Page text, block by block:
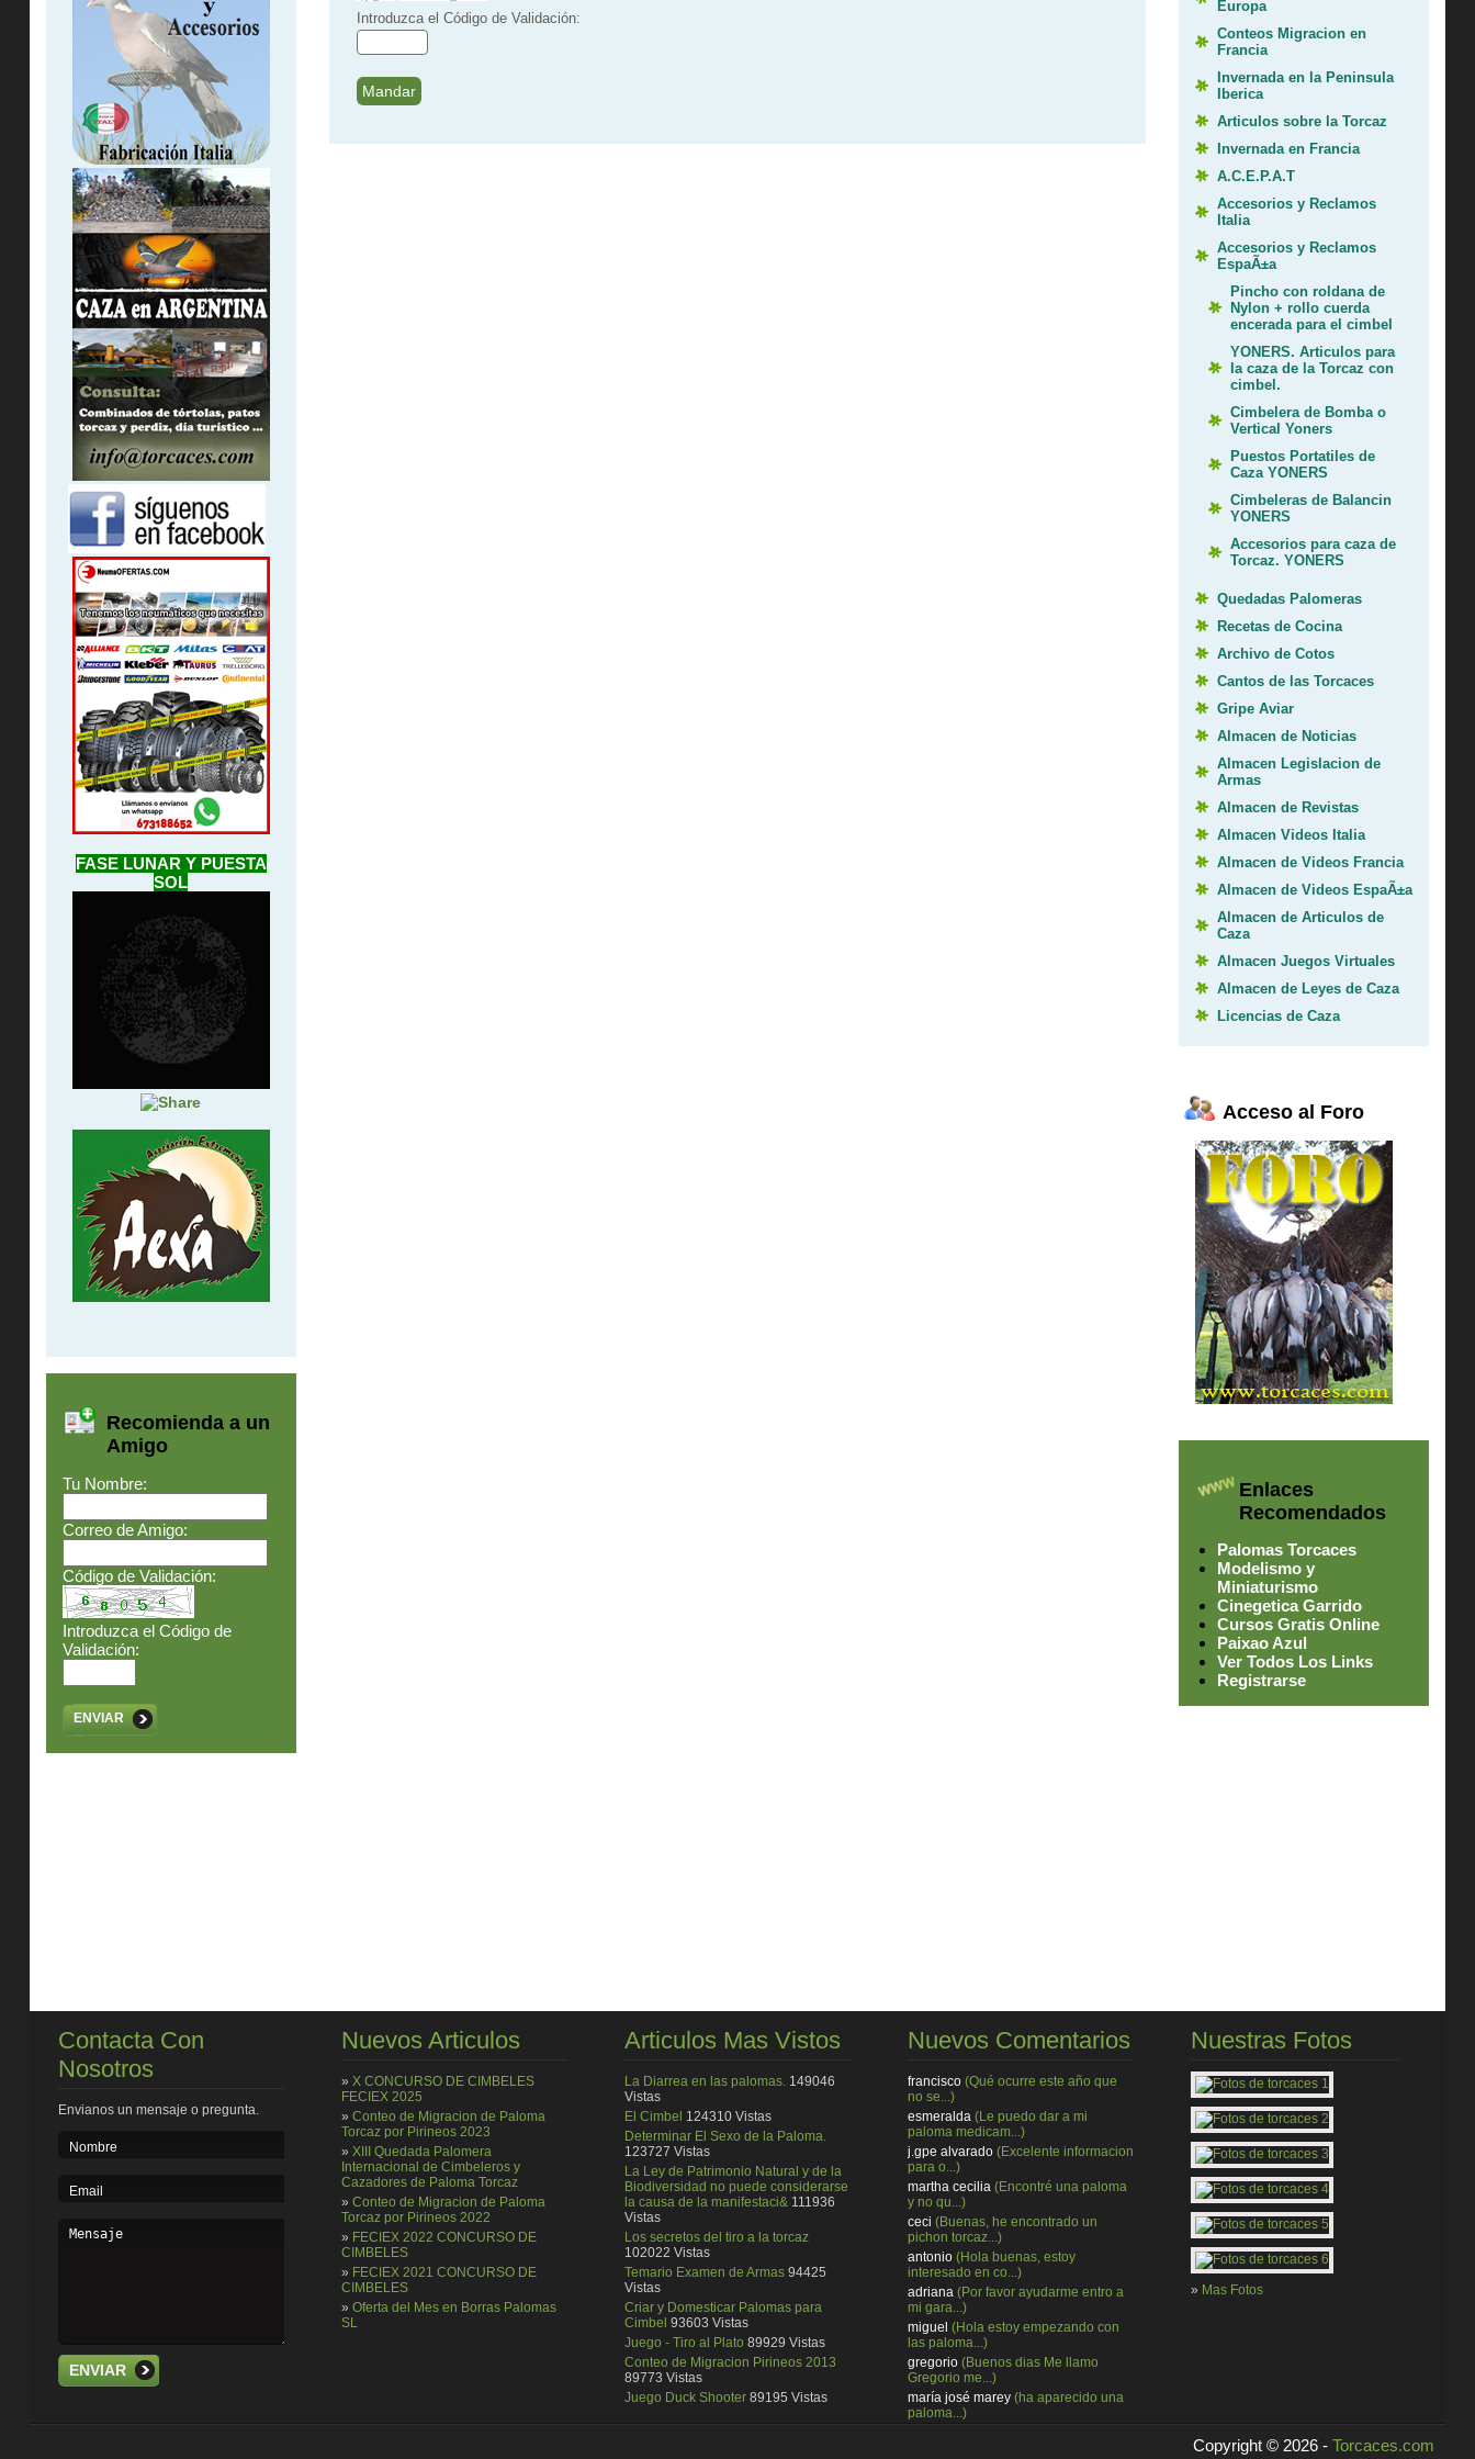
FASE LUNAR Y PUESTA
SOL
Recomienda a un
Amigo
Tu Nombre:
Correo de Amigo:
Código de Validación:
Introduzca el Código de
Validación:
ENVIAR
Introduzca el Código de Validación:
Europa
Conteos Migracion en
Francia
Invernada en la Peninsula
Iberica
Articulos sobre la Torcaz
Invernada en Francia
A.C.E.P.A.T
Accesorios y Reclamos
Italia
Accesorios y Reclamos
EspaÃ±a
Pincho con roldana de
Nylon + rollo cuerda
encerada para el cimbel
YONERS. Articulos para
la caza de la Torcaz con
cimbel.
Cimbelera de Bomba o
Vertical Yoners
Puestos Portatiles de
Caza YONERS
Cimbeleras de Balancin
YONERS
Accesorios para caza de
Torcaz. YONERS
Quedadas Palomeras
Recetas de Cocina
Archivo de Cotos
Cantos de las Torcaces
Gripe Aviar
Almacen de Noticias
Almacen Legislacion de
Armas
Almacen de Revistas
Almacen Videos Italia
Almacen de Videos Francia
Almacen de Videos EspaÃ±a
Almacen de Articulos de
Caza
Almacen Juegos Virtuales
Almacen de Leyes de Caza
Licencias de Caza
Acceso al Foro
Enlaces
Recomendados
Palomas Torcaces
Modelismo y
Miniaturismo
Cinegetica Garrido
Cursos Gratis Online
Paixao Azul
Ver Todos Los Links
Registrarse
Contacta Con
Nosotros
Envianos un mensaje o pregunta.
ENVIAR
Nuevos Articulos
» X CONCURSO DE CIMBELES
FECIEX 2025
» Conteo de Migracion de Paloma
Torcaz por Pirineos 2023
» XIII Quedada Palomera
Internacional de Cimbeleros y
Cazadores de Paloma Torcaz
» Conteo de Migracion de Paloma
Torcaz por Pirineos 2022
» FECIEX 2022 CONCURSO DE
CIMBELES
» FECIEX 2021 CONCURSO DE
CIMBELES
» Oferta del Mes en Borras Palomas
SL
Articulos Mas Vistos
La Diarrea en las palomas.149046
Vistas
El Cimbel 124310 Vistas
Determinar El Sexo de la Paloma.
123727 Vistas
La Ley de Patrimonio Natural y de la
Biodiversidad no puede considerarse
la causa de la manifestaci&111936
Vistas
Los secretos del tiro a la torcaz
102022 Vistas
Temario Examen de Armas94425
Vistas
Criar y Domesticar Palomas para
Cimbel 93603 Vistas
Juego - Tiro al Plato 89929 Vistas
Conteo de Migracion Pirineos 2013
89773 Vistas
Juego Duck Shooter89195 Vistas
Nuevos Comentarios
francisco (Qué ocurre este año que
no se...)
esmeralda (Le puedo dar a mi
paloma medicam...)
j.gpe alvarado(Excelente informacion
para o...)
martha cecilia(Encontré una paloma
y no qu...)
ceci (Buenas, he encontrado un
pichon torcaz...)
antonio(Hola buenas, estoy
interesado en co...)
adriana (Por favor ayudarme entro a
mi gara...)
miguel (Hola estoy empezando con
las paloma...)
gregorio(Buenos dias Me llamo
Gregorio me...)
maría josé marey(ha aparecido una
paloma...)
Nuestras Fotos
» Mas Fotos
Copyright © 2026 -Torcaces.com